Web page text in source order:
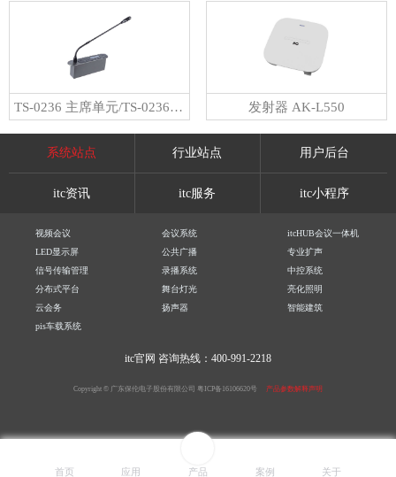
TS-0236 主席单元/TS-0236A 代表单元 发射器 AK-L550
系统站点 行业站点 用户后台
itc资讯 itc服务 itc小程序
视频会议 会议系统
itcHUB会议一体机
LED显示屏
公共广播
专业扩声
信号传输管理
录播系统
中控系统
分布式平台
舞台灯光
亮化照明
云会务
扬声器
智能建筑
pis车载系统
itc官网 咨询热线：400-991-2218
Copyright © 广东保伦电子股份有限公司 粤ICP备16106620号 产品参数解释声明
首页 应用 产品 案例 关于